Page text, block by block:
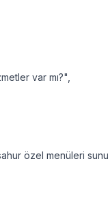
var mı?",
özel menüleri